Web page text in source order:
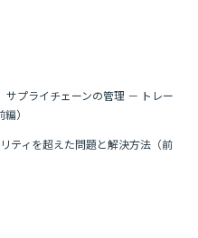
サプライチェーンの管理 － トレー
）
ティを超えた問題と解決方法（前